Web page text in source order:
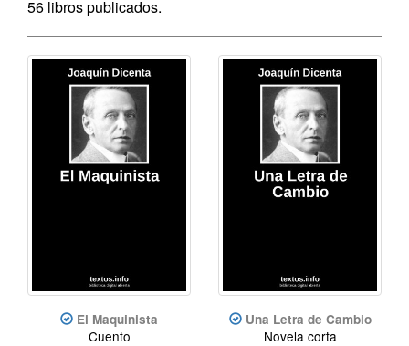
56 libros publicados.
El Maquinista
Cuento
Una Letra de Cambio
Novela corta